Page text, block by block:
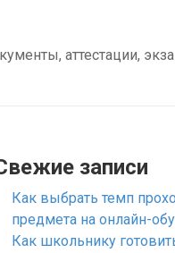
аттестации,
записи
Как выбрать темп
предмета на онлайн-
Как школьнику